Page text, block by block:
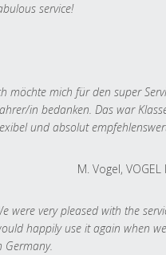
service!
möchte mich für den super
in bedanken. Das war
und absolut
M. Vogel,
were very pleased with the
happily use it again when
Germany.